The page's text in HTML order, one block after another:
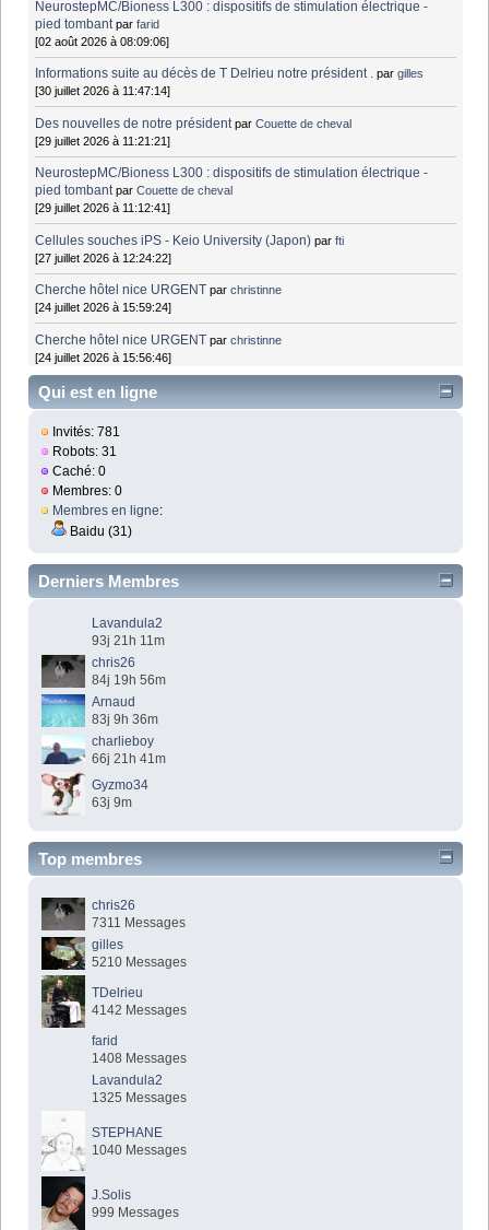
NeurostepMC/Bioness L300 : dispositifs de stimulation électrique -
pied tombant parfarid
[02 août 2026 à 08:09:06]
Informations suite au décès de T Delrieu notre président . pargilles
[30 juillet 2026 à 11:47:14]
Des nouvelles de notre président parCouette de cheval
[29 juillet 2026 à 11:21:21]
NeurostepMC/Bioness L300 : dispositifs de stimulation électrique -
pied tombant parCouette de cheval
[29 juillet 2026 à 11:12:41]
Cellules souches iPS - Keio University (Japon) parfti
[27 juillet 2026 à 12:24:22]
Cherche hôtel nice URGENT parchristinne
[24 juillet 2026 à 15:59:24]
Cherche hôtel nice URGENT parchristinne
[24 juillet 2026 à 15:56:46]
Qui est en ligne
Invités: 781
Robots: 31
Caché: 0
Membres: 0
Membres en ligne:
Baidu (31)
Derniers Membres
Lavandula2
93j 21h 11m
chris26
84j 19h 56m
Arnaud
83j 9h 36m
charlieboy
66j 21h 41m
Gyzmo34
63j 9m
Top membres
chris26
7311 Messages
gilles
5210 Messages
TDelrieu
4142 Messages
farid
1408 Messages
Lavandula2
1325 Messages
STEPHANE
1040 Messages
J.Solis
999 Messages